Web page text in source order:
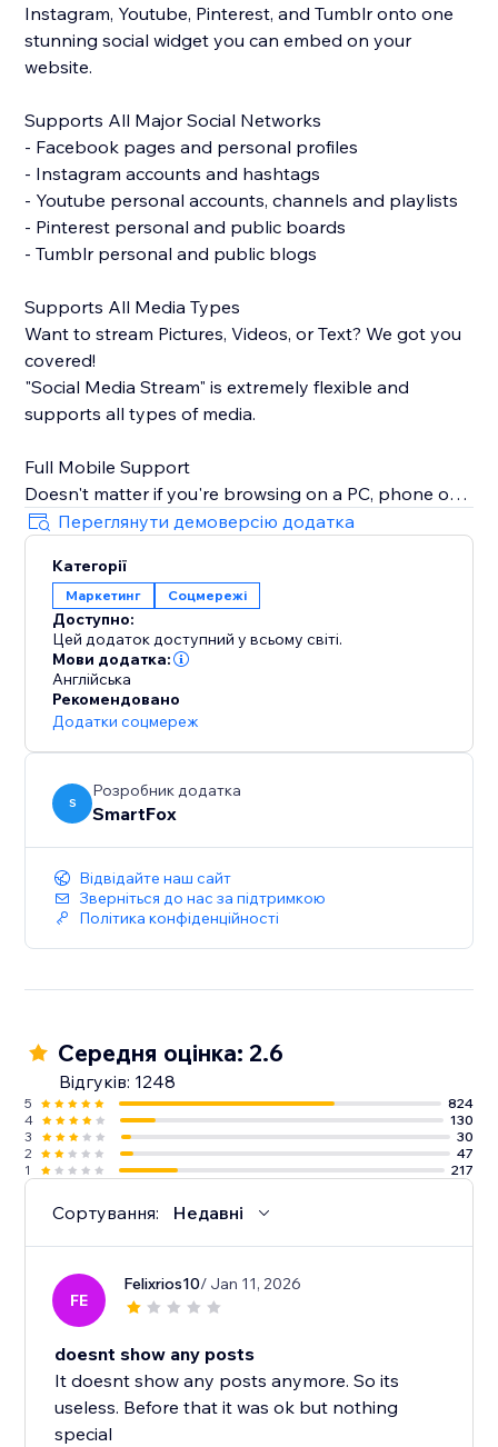
Instagram, Youtube, Pinterest, and Tumblr onto one
stunning social widget you can embed on your
website.
Supports All Major Social Networks
- Facebook pages and personal profiles
- Instagram accounts and hashtags
- Youtube personal accounts, channels and playlists
- Pinterest personal and public boards
- Tumblr personal and public blogs
Supports All Media Types
Want to stream Pictures, Videos, or Text? We got you
covered!
"Social Media Stream" is extremely flexible and
supports all types of media.
Full Mobile Support
Doesn't matter if you're browsing on a PC, phone or
tablet, we will make sure your stream looks great
100% of the time.
Insanely Quick Refresh Rates
Keep your website fresh with new content always
streaming from your social media.
Переглянути демоверсію додатка
Категорії
Маркетинг Соцмережі
Доступно:
Цей додаток доступний у всьому світі.
Мови додатка:
Англійська
Рекомендовано
Додатки соцмереж
S
Розробник додатка
SmartFox
Відвідайте наш сайт
Зверніться до нас за підтримкою
Політика конфіденційності
Середня оцінка: 2.6
Відгуків: 1248
5
824
4
130
3
30
2
47
1
217
Сортування: Недавні
FE
Felixrios10/ Jan 11, 2026
doesnt show any posts
It doesnt show any posts anymore. So its
useless. Before that it was ok but nothing
special